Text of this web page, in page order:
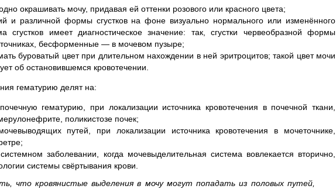
окрашивать мочу, придавая ей оттенки розового или красного цвета;
и различной формы сгустков на фоне визуально нормального или изменённого
сгустков имеет диагностическое значение: так, сгустки червеобразной формы
бесформенные — в мочевом пузыре;
буроватый цвет при длительном нахождении в ней эритроцитов; такой цвет мочи
об остановившемся кровотечении.
гематурию делят на:
гематурию, при локализации источника кровотечения в почечной ткани,
поликистозе почек;
путей, при локализации источника кровотечения в мочеточнике,
заболевании, когда мочевыделительная система вовлекается вторично,
системы свёртывания крови.
что кровянистые выделения в мочу могут попадать из половых путей,